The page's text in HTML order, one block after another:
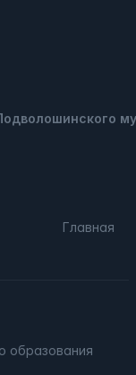
Главная
образования